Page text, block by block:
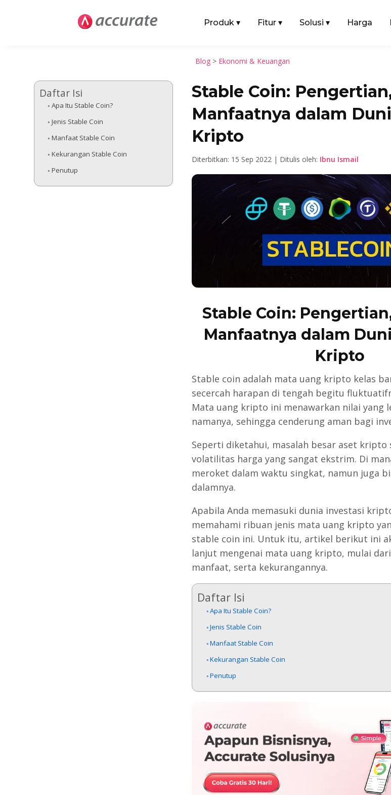
Produk ▾ Fitur ▾ Solusi ▾ Harga
Blog > Ekonomi & Keuangan
Daftar Isi
Apa Itu Stable Coin?
Jenis Stable Coin
Manfaat Stable Coin
Kekurangan Stable Coin
Penutup
Stable Coin:
Manfaatnya dalam
Kripto
Diterbitkan: 15 Sep 2022 | Ditulis oleh: Ibnu Ismail
Stable Coin:
Manfaatnya dalam
Kripto
Stable coin adalah mata uang kripto kelas
secercah harapan di tengah begitu
Mata uang kripto ini menawarkan nilai yang
namanya, sehingga cenderung aman bagi
Seperti diketahui, masalah besar aset kripto
volatilitas harga yang sangat ekstrim. Di
meroket dalam waktu singkat, namun juga
dalamnya.
Apabila Anda memasuki dunia investasi
memahami ribuan jenis mata uang kripto
stable coin ini. Untuk itu, artikel berikut ini
lanjut mengenai mata uang kripto, mulai
manfaat, serta kekurangannya.
Daftar Isi
Apa Itu Stable Coin?
Jenis Stable Coin
Manfaat Stable Coin
Kekurangan Stable Coin
Penutup